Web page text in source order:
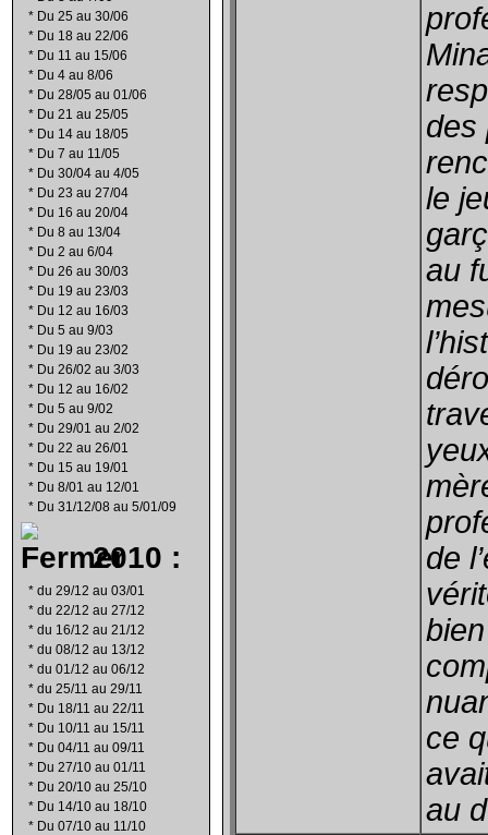
* Du 25 au 30/06
* Du 18 au 22/06
* Du 11 au 15/06
* Du 4 au 8/06
* Du 28/05 au 01/06
* Du 21 au 25/05
* Du 14 au 18/05
* Du 7 au 11/05
* Du 30/04 au 4/05
* Du 23 au 27/04
* Du 16 au 20/04
* Du 8 au 13/04
* Du 2 au 6/04
* Du 26 au 30/03
* Du 19 au 23/03
* Du 12 au 16/03
* Du 5 au 9/03
* Du 19 au 23/02
* Du 26/02 au 3/03
* Du 12 au 16/02
* Du 5 au 9/02
* Du 29/01 au 2/02
* Du 22 au 26/01
* Du 15 au 19/01
* Du 8/01 au 12/01
* Du 31/12/08 au 5/01/09
2010 :
* du 29/12 au 03/01
* du 22/12 au 27/12
* du 16/12 au 21/12
* du 08/12 au 13/12
* du 01/12 au 06/12
* du 25/11 au 29/11
* Du 18/11 au 22/11
* Du 10/11 au 15/11
* Du 04/11 au 09/11
* Du 27/10 au 01/11
* Du 20/10 au 25/10
* Du 14/10 au 18/10
* Du 07/10 au 11/10
des
le
au
de
ce
au